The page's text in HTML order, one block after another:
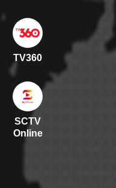
TV360
SCTV
Online